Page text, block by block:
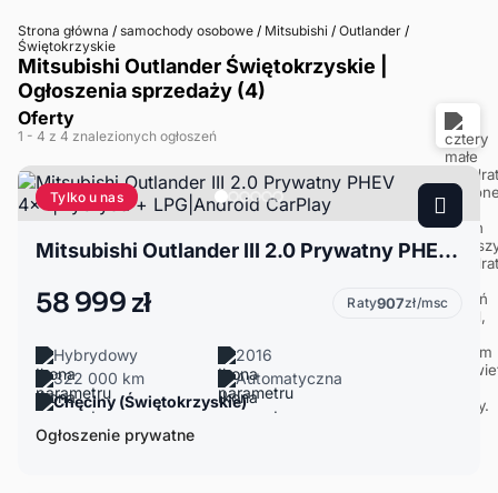
Strona główna / samochody osobowe / Mitsubishi / Outlander /
Świętokrzyskie
Mitsubishi Outlander Świętokrzyskie |
Ogłoszenia sprzedaży (4)
Oferty
1 - 4 z 4 znalezionych ogłoszeń
Tylko u nas
Mitsubishi Outlander III 2.0 Prywatny PHEV 4x4|Hybryda + LPG|Android CarPlay
58 999 zł Raty907zł/msc
Hybrydowy
2016
322 000 km
Automatyczna
Chęciny (Świętokrzyskie)
Ogłoszenie prywatne